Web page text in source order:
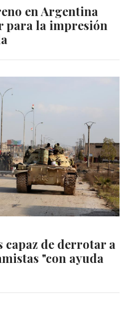
en Argentina
para la impresión
capaz de derrotar a
"con ayuda